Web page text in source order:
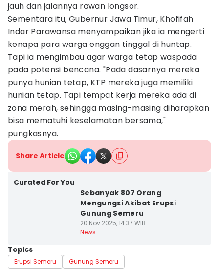
jauh dan jalannya rawan longsor.
Sementara itu, Gubernur Jawa Timur, Khofifah
Indar Parawansa menyampaikan jika ia mengerti
kenapa para warga enggan tinggal di huntap.
Tapi ia mengimbau agar warga tetap waspada
pada potensi bencana. "Pada dasarnya mereka
punya hunian tetap, KTP mereka juga memiliki
hunian tetap. Tapi tempat kerja mereka ada di
zona merah, sehingga masing-masing diharapkan
bisa mematuhi keselamatan bersama,"
pungkasnya.
Share Article
Curated For You
Sebanyak 807 Orang
Mengungsi Akibat Erupsi
Gunung Semeru
20 Nov 2025, 14:37 WIB
News
Topics
Erupsi Semeru Gunung Semeru